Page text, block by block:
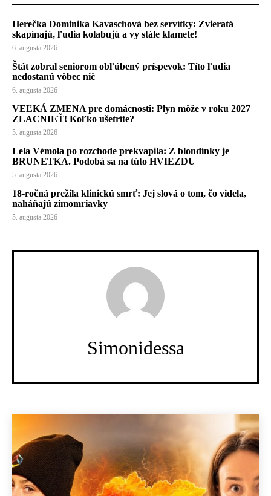
Herečka Dominika Kavaschová bez servítky: Zvieratá
skapínajú, ľudia kolabujú a vy stále klamete!
6. augusta 2026
Štát zobral seniorom obľúbený príspevok: Títo ľudia
nedostanú vôbec nič
6. augusta 2026
VEĽKÁ ZMENA pre domácnosti: Plyn môže v roku 2027
ZLACNIEŤ! Koľko ušetríte?
5. augusta 2026
Lela Vémola po rozchode prekvapila: Z blondínky je
BRUNETKA. Podobá sa na túto HVIEZDU
5. augusta 2026
18-ročná prežila klinickú smrť: Jej slová o tom, čo videla,
naháňajú zimomriavky
5. augusta 2026
Simonidessa